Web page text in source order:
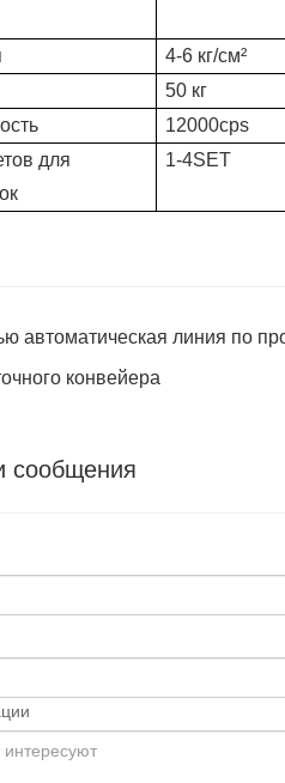
4-6 кг/см²
50 кг
12000cps
для
1-4SET
автоматическая линия по
конвейера
сообщения